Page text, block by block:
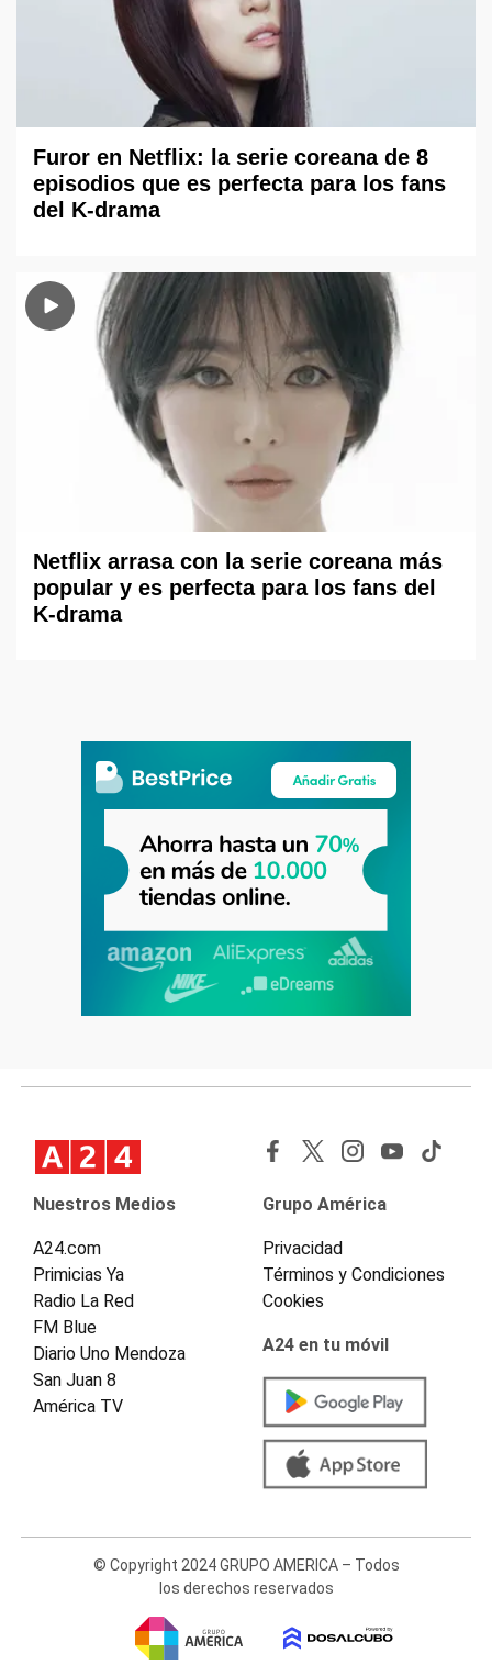
Furor en Netflix: la serie coreana de 8
episodios que es perfecta para los fans
del K-drama
Netflix arrasa con la serie coreana más
popular y es perfecta para los fans del
K-drama
Nuestros Medios
A24.com
Primicias Ya
Radio La Red
FM Blue
Diario Uno Mendoza
San Juan 8
América TV
Grupo América
Privacidad
Términos y Condiciones
Cookies
A24 en tu móvil
© Copyright 2024 GRUPO AMERICA – Todos
los derechos reservados